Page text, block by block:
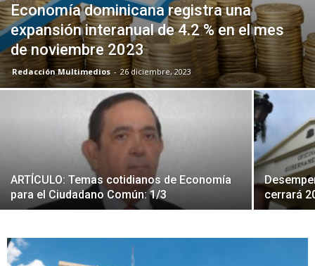
Economía dominicana registra una
expansión interanual de 4.2 % en el mes
de noviembre 2023
Redacción Multimedios - 26 diciembre, 2023
ARTÍCULO: Temas cotidianos de Economía
para el Ciudadano Común: 1/3
cerrará